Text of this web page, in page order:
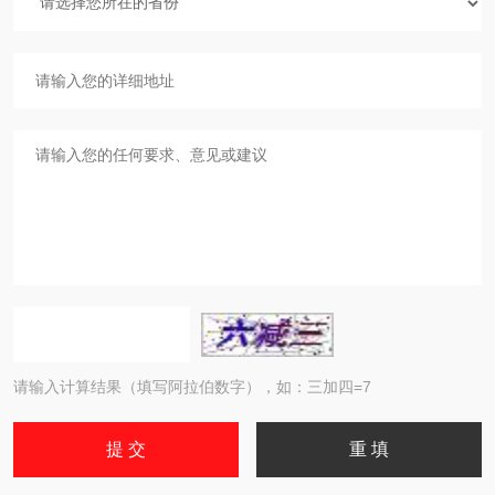
请输入计算结果（填写阿拉伯数字），如：三加四=7